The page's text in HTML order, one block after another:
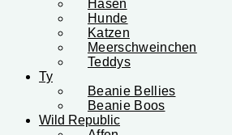
Hasen
Hunde
Katzen
Meerschweinchen
Teddys
Ty
Beanie Bellies
Beanie Boos
Wild Republic